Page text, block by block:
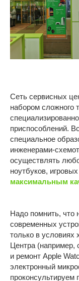
Сеть сервисных
набором сложного
приспособлений.
специальное
инженерами-
осуществлять
ноутбуков,
максимальным
Надо помнить, что
современных
только в условиях
Центра (например,
и ремонт Apple
электронный
проконсультируем
УСТРОЙСТВА
Устройства Apple
Ноутбуки
Компьютеры
Игровые приставки
Политика
Made by Goodness
ИП Витман А.А., ИНН
326246800053028